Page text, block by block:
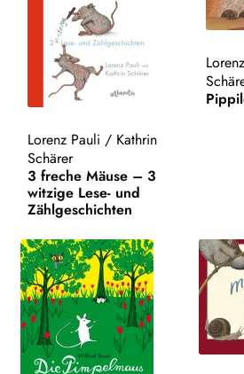
WEITERE VERLAGE
Search:
Lorenz Pauli / Kathrin
Schärer
3 freche Mäuse – 3
witzige Lese- und
Zählgeschichten